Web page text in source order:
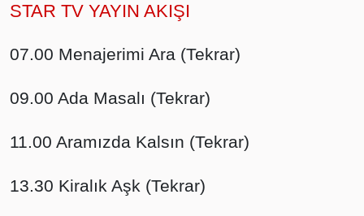
STAR TV YAYIN AKIŞI
07.00 Menajerimi Ara (Tekrar)
09.00 Ada Masalı (Tekrar)
11.00 Aramızda Kalsın (Tekrar)
13.30 Kiralık Aşk (Tekrar)